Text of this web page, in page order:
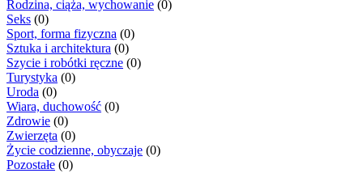
Rodzina, ciąża, wychowanie (0)
Seks (0)
Sport, forma fizyczna (0)
Sztuka i architektura (0)
Szycie i robótki ręczne (0)
Turystyka (0)
Uroda (0)
Wiara, duchowość (0)
Zdrowie (0)
Zwierzęta (0)
Życie codzienne, obyczaje (0)
Pozostałe (0)